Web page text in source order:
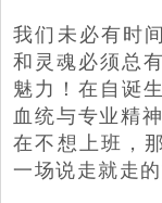
我们未必有时
和灵魂必须总
魅力！在自诞
血统与专业精
在不想上班，
一场说走就走